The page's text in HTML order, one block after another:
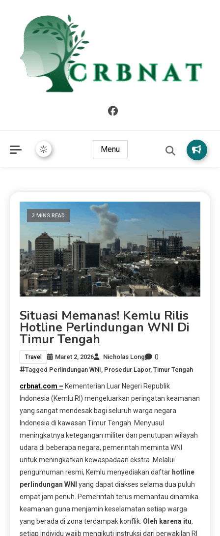
Menu
3 MINS READ
Situasi Memanas! Kemlu Rilis
Hotline Perlindungan WNI Di
Timur Tengah
Travel Maret 2, 2026 Nicholas Long 0
Tagged Perlindungan WNI Prosedur Lapor, Timur Tengah
crbnat.com – Kementerian Luar Negeri Republik
Indonesia (Kemlu RI) mengeluarkan peringatan keamanan
yang sangat mendesak bagi seluruh warga negara
Indonesia di kawasan Timur Tengah. Menyusul
meningkatnya ketegangan militer dan penutupan wilayah
udara di beberapa negara, pemerintah meminta WNI
untuk meningkatkan kewaspadaan ekstra. Melalui
pengumuman resmi, Kemlu menyediakan daftar hotline
perlindungan WNI
yang dapat diakses selama dua puluh
empat jam penuh. Pemerintah terus memantau dinamika
keamanan guna menjamin keselamatan setiap warga
yang berada di zona terdampak konflik. Oleh karena itu,
setiap individu wajib mengikuti instruksi dari perwakilan RI